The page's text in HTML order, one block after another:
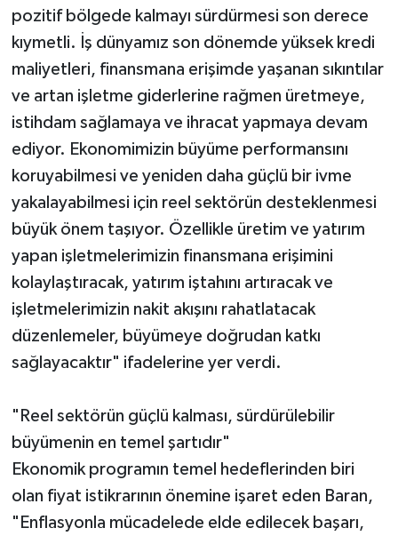
pozitif bölgede kalmayı sürdürmesi son derece
kıymetli. İş dünyamız son dönemde yüksek kredi
maliyetleri, finansmana erişimde yaşanan sıkıntılar
ve artan işletme giderlerine rağmen üretmeye,
istihdam sağlamaya ve ihracat yapmaya devam
ediyor. Ekonomimizin büyüme performansını
koruyabilmesi ve yeniden daha güçlü bir ivme
yakalayabilmesi için reel sektörün desteklenmesi
büyük önem taşıyor. Özellikle üretim ve yatırım
yapan işletmelerimizin finansmana erişimini
kolaylaştıracak, yatırım iştahını artıracak ve
işletmelerimizin nakit akışını rahatlatacak
düzenlemeler, büyümeye doğrudan katkı
sağlayacaktır" ifadelerine yer verdi.
"Reel sektörün güçlü kalması, sürdürülebilir
büyümenin en temel şartıdır"
Ekonomik programın temel hedeflerinden biri
olan fiyat istikrarının önemine işaret eden Baran,
"Enflasyonla mücadelede elde edilecek başarı,